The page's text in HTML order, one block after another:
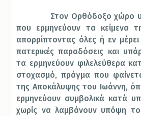
Στον Ορθόδοξο χώρο
που ερμηνεύουν τα κείμενα
απορρίπτοντας όλες ή εν μέρει
πατερικές παραδόσεις και
τα ερμηνεύουν φιλελεύθερα
στοχασμό, πράγμα που
της Αποκάλυψης του Ιωάννη,
ερμηνεύουν συμβολικά κατά
χωρίς να λαμβάνουν υπόψη